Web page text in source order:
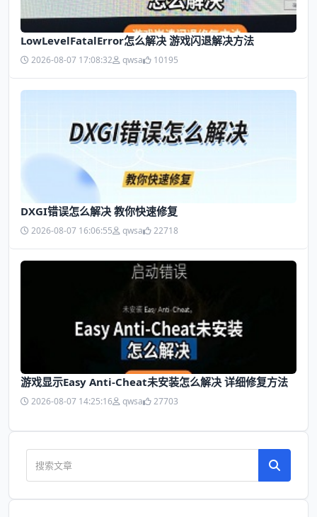
LowLevelFatalError怎么解决 游戏闪退解决方法
2026-08-07 17:08:32 qwsa 10195
DXGI错误怎么解决 教你快速修复
2026-08-07 16:06:55 qwsa 22718
游戏显示Easy Anti-Cheat未安装怎么解决 详细修复方法
2026-08-07 14:25:16 qwsa 27703